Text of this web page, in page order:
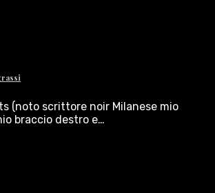
(noto scrittore noir Milanese mio
braccio destro e…